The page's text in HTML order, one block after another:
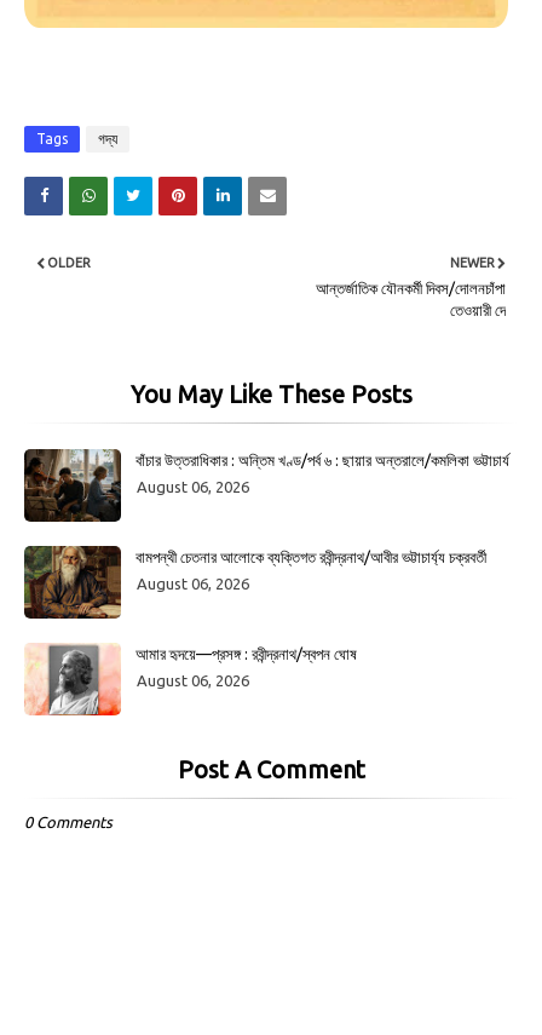
Tags গদ্য
NEWER
আন্তর্জাতিক যৌনকর্মী দিবস/দোলনচাঁপা
তেওয়ারী দে
OLDER
You May Like These Posts
বাঁচার উত্তরাধিকার : অন্তিম খণ্ড/পর্ব ৬ : ছায়ার অন্তরালে/কমলিকা ভট্টাচার্য
August 06, 2026
বামপন্থী চেতনার আলোকে ব্যক্তিগত রবীন্দ্রনাথ/আবীর ভট্টাচার্য্য চক্রবর্তী
August 06, 2026
আমার হৃদয়ে—প্রসঙ্গ : রবীন্দ্রনাথ/স্বপন ঘোষ
August 06, 2026
Post A Comment
0 Comments